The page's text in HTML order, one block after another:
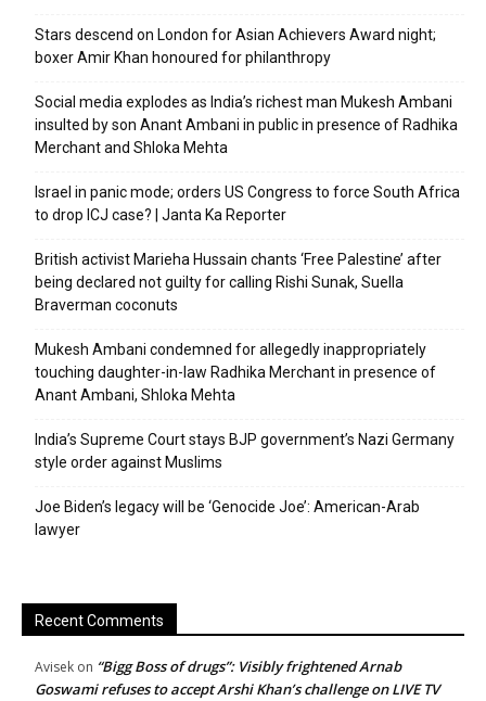
Stars descend on London for Asian Achievers Award night;
boxer Amir Khan honoured for philanthropy
Social media explodes as India’s richest man Mukesh Ambani
insulted by son Anant Ambani in public in presence of Radhika
Merchant and Shloka Mehta
Israel in panic mode; orders US Congress to force South Africa
to drop ICJ case? | Janta Ka Reporter
British activist Marieha Hussain chants ‘Free Palestine’ after
being declared not guilty for calling Rishi Sunak, Suella
Braverman coconuts
Mukesh Ambani condemned for allegedly inappropriately
touching daughter-in-law Radhika Merchant in presence of
Anant Ambani, Shloka Mehta
India’s Supreme Court stays BJP government’s Nazi Germany
style order against Muslims
Joe Biden’s legacy will be ‘Genocide Joe’: American-Arab
lawyer
Recent Comments
Avisek on “Bigg Boss of drugs”: Visibly frightened Arnab
Goswami refuses to accept Arshi Khan’s challenge on LIVE TV